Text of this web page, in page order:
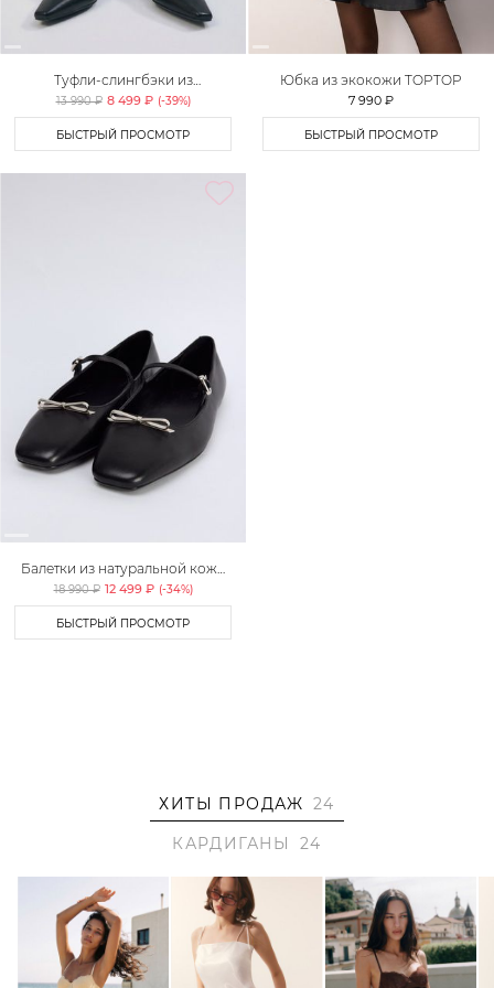
Туфли-слингбэки из
натуральной кожи Lera Nena
13 990 ₽ 8 499 ₽ (-39%)
БЫСТРЫЙ ПРОСМОТР
Юбка из экокожи TOPTOP
7 990 ₽
БЫСТРЫЙ ПРОСМОТР
Балетки из натуральной кожи
Lera Nena
18 990 ₽ 12 499 ₽ (-34%)
БЫСТРЫЙ ПРОСМОТР
ХИТЫ ПРОДАЖ 24
КАРДИГАНЫ
24